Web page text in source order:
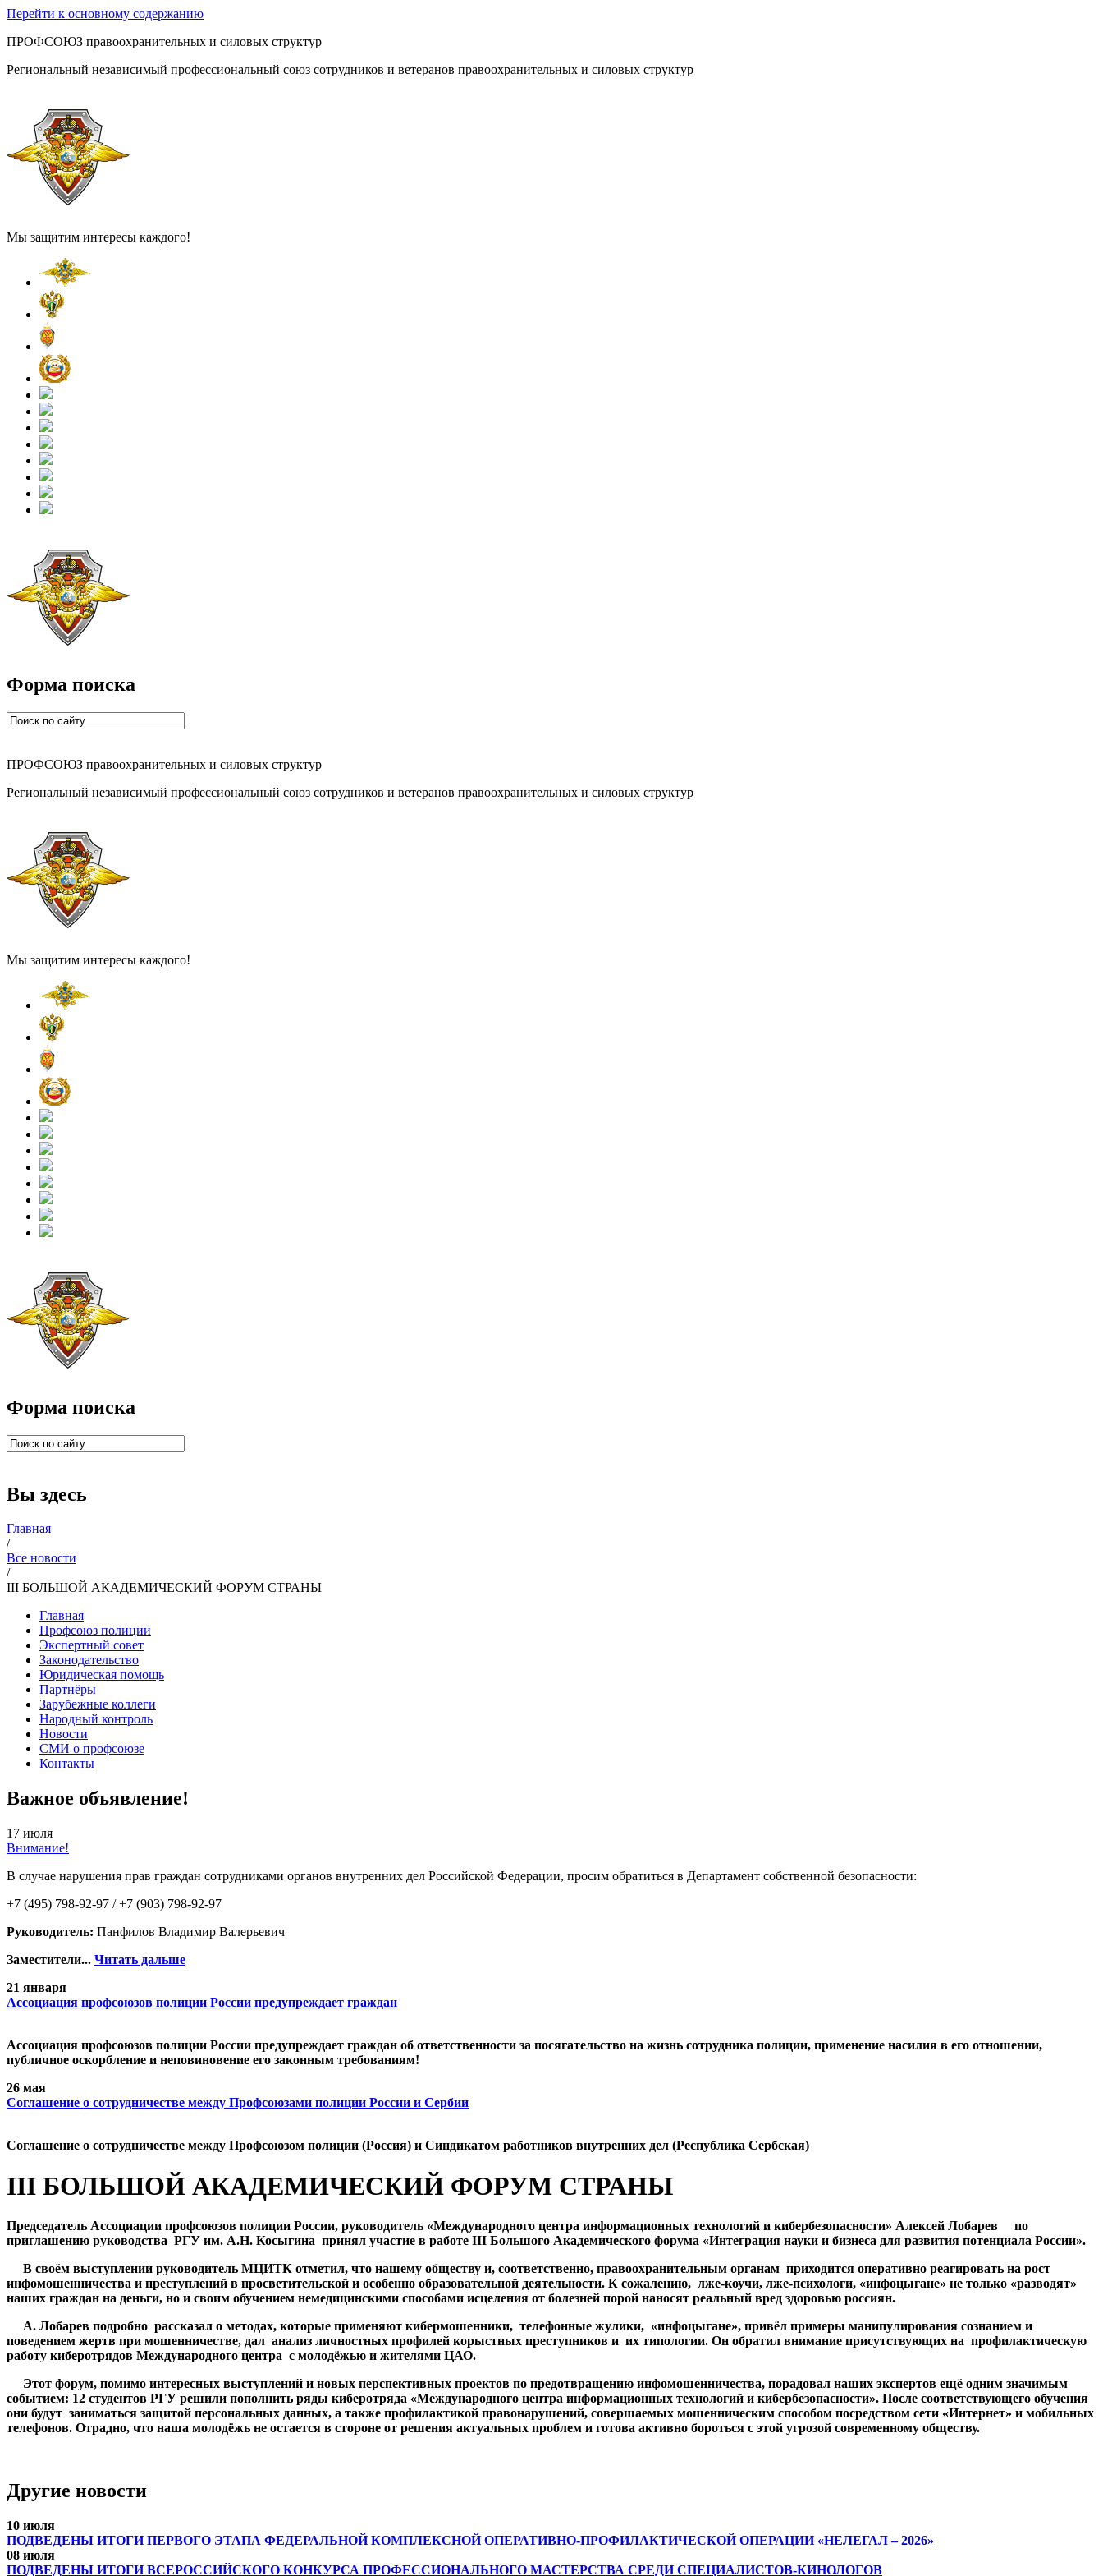
Перейти к основному содержанию
ПРОФСОЮЗ правоохранительных и силовых структур
Региональный независимый профессиональный союз сотрудников и ветеранов правоохранительных и силовых структур
Мы защитим интересы каждого!
Форма поиска
ПРОФСОЮЗ правоохранительных и силовых структур
Региональный независимый профессиональный союз сотрудников и ветеранов правоохранительных и силовых структур
Мы защитим интересы каждого!
Форма поиска
Вы здесь
Главная
/
Все новости
/
III БОЛЬШОЙ АКАДЕМИЧЕСКИЙ ФОРУМ СТРАНЫ
Главная
Профсоюз полиции
Экспертный совет
Законодательство
Юридическая помощь
Партнёры
Зарубежные коллеги
Народный контроль
Новости
СМИ о профсоюзе
Контакты
Важное объявление!
17 июля
Внимание!
В случае нарушения прав граждан сотрудниками органов внутренних дел Российской Федерации, просим обратиться в Департамент собственной безопасности:
+7 (495) 798-92-97 / +7 (903) 798-92-97
Руководитель: Панфилов Владимир Валерьевич
Заместители... Читать дальше
21 января
Ассоциация профсоюзов полиции России предупреждает граждан
Ассоциация профсоюзов полиции России предупреждает граждан об ответственности за посягательство на жизнь сотрудника полиции, применение насилия в его отношении,
публичное оскорбление и неповиновение его законным требованиям!
26 мая
Cоглашение о сотрудничестве между Профсоюзами полиции России и Сербии
Cоглашение о сотрудничестве между Профсоюзом полиции (Россия) и Синдикатом работников внутренних дел (Республика Сербская)
III БОЛЬШОЙ АКАДЕМИЧЕСКИЙ ФОРУМ СТРАНЫ
Председатель Ассоциации профсоюзов полиции России, руководитель «Международного центра информационных технологий и кибербезопасности» Алексей Лобарев по
приглашению руководства РГУ им. А.Н. Косыгина принял участие в работе III Большого Академического форума «Интеграция науки и бизнеса для развития потенциала России».
В своём выступлении руководитель МЦИТК отметил, что нашему обществу и, соответственно, правоохранительным органам приходится оперативно реагировать на рост
инфомошенничества и преступлений в просветительской и особенно образовательной деятельности. К сожалению, лже-коучи, лже-психологи, «инфоцыгане» не только «разводят»
наших граждан на деньги, но и своим обучением немедицинскими способами исцеления от болезней порой наносят реальный вред здоровью россиян.
А. Лобарев подробно рассказал о методах, которые применяют кибермошенники, телефонные жулики, «инфоцыгане», привёл примеры манипулирования сознанием и
поведением жертв при мошенничестве, дал анализ личностных профилей корыстных преступников и их типологии. Он обратил внимание присутствующих на профилактическую
работу киберотрядов Международного центра с молодёжью и жителями ЦАО.
Этот форум, помимо интересных выступлений и новых перспективных проектов по предотвращению инфомошенничества, порадовал наших экспертов ещё одним значимым
событием: 12 студентов РГУ решили пополнить ряды киберотряда «Международного центра информационных технологий и кибербезопасности». После соответствующего обучения
они будут заниматься защитой персональных данных, а также профилактикой правонарушений, совершаемых мошенническим способом посредством сети «Интернет» и мобильных
телефонов. Отрадно, что наша молодёжь не остается в стороне от решения актуальных проблем и готова активно бороться с этой угрозой современному обществу.
Другие новости
10 июля
ПОДВЕДЕНЫ ИТОГИ ПЕРВОГО ЭТАПА ФЕДЕРАЛЬНОЙ КОМПЛЕКСНОЙ ОПЕРАТИВНО-ПРОФИЛАКТИЧЕСКОЙ ОПЕРАЦИИ «НЕЛЕГАЛ – 2026»
08 июля
ПОДВЕДЕНЫ ИТОГИ ВСЕРОССИЙСКОГО КОНКУРСА ПРОФЕССИОНАЛЬНОГО МАСТЕРСТВА СРЕДИ СПЕЦИАЛИСТОВ-КИНОЛОГОВ